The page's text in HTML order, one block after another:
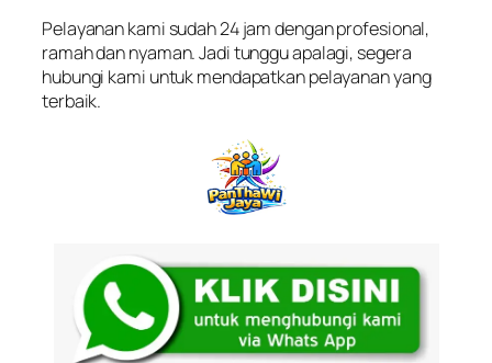
Pelayanan kami sudah 24 jam dengan profesional,
ramah dan nyaman. Jadi tunggu apalagi, segera
hubungi kami untuk mendapatkan pelayanan yang
terbaik.